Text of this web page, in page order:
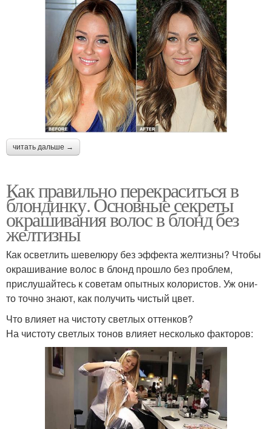
читать дальше →
Как правильно перекраситься в
блондинку. Основные секреты
окрашивания волос в блонд без
желтизны
Как осветлить шевелюру без эффекта желтизны? Чтобы
окрашивание волос в блонд прошло без проблем,
прислушайтесь к советам опытных колористов. Уж они-
то точно знают, как получить чистый цвет.
Что влияет на чистоту светлых оттенков?
На чистоту светлых тонов влияет несколько факторов: